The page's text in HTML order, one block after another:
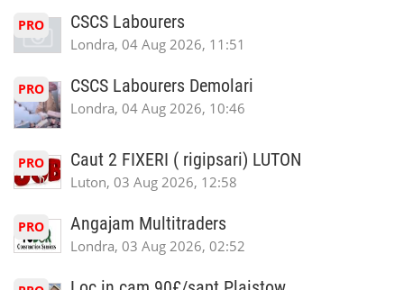
PRO CSCS Labourers
Londra, 04 Aug 2026, 11:51
PRO CSCS Labourers Demolari
Londra, 04 Aug 2026, 10:46
PRO Caut 2 FIXERI ( rigipsari) LUTON
Luton, 03 Aug 2026, 12:58
PRO Angajam Multitraders
Londra, 03 Aug 2026, 02:52